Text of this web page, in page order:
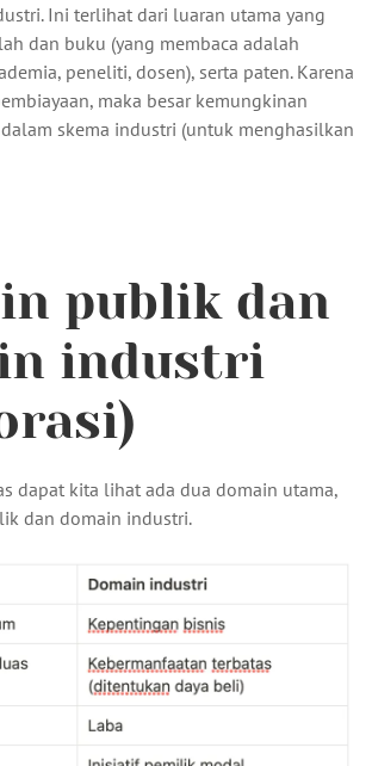
Ini terlihat dari luaran utama yang
dan buku (yang membaca adalah
peneliti, dosen), serta paten. Karena
maka besar kemungkinan
skema industri (untuk menghasilkan
publik dan
industri
dapat kita lihat ada dua domain utama,
dan domain industri.